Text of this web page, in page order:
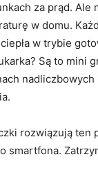
za prąd. Ale
w domu.
w trybie
Są to mini
rozwiązują ten
smartfona.